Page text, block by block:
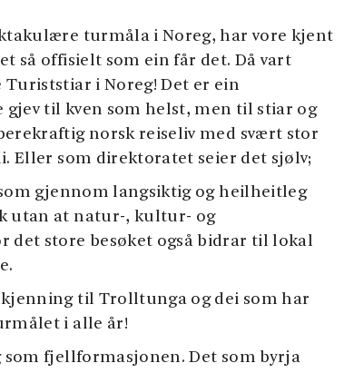
turmåla i Noreg, har vore kjent
så offisielt som ein får det. Då vart
i Noreg! Det er ein
til kven som helst, men til stiar og
norsk reiseliv med svært stor
Eller som direktoratet seier det sjølv;
gjennom langsiktig og heilheitleg
utan at natur-, kultur- og
det store besøket også bidrar til lokal
til Trolltunga og dei som har
i alle år!
som fjellformasjonen. Det som byrja